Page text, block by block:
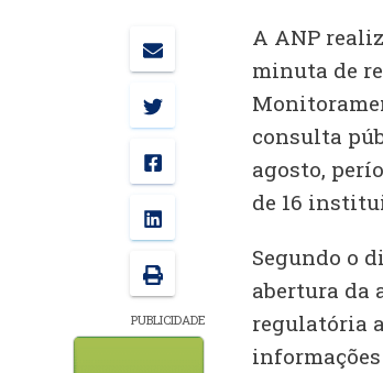
PUBLICIDADE
A ANP
minuta de
consulta
agosto,
de 16
Segundo o
abertura da
regulatória